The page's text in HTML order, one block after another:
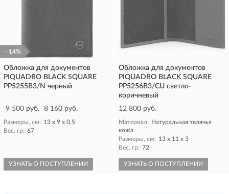
- 14%
Обложка для документов
PIQUADRO BLACK SQUARE
PP5255B3/N черный
9 500 руб. 8 160 руб.
Размеры, см: 13 х 9 х 0,5
Вес, гр: 67
УЗНАТЬ О ПОСТУПЛЕНИИ
Обложка для документов
PIQUADRO BLACK SQUARE
PP5256B3/CU светло-
коричневый
12 800 руб.
Материал: Натуральная телячья
кожа
Размеры, см: 13 х 11 х 3
Вес, гр: 72
УЗНАТЬ О ПОСТУПЛЕНИИ